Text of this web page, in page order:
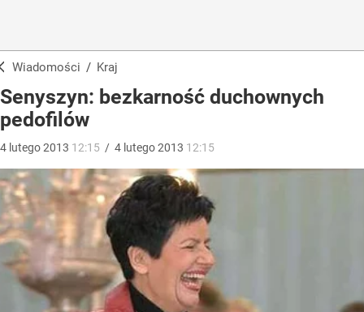
Wiadomości / Kraj
Senyszyn: bezkarność duchownych
pedofilów
4 lutego2013 12:15 / 4 lutego2013 12:15